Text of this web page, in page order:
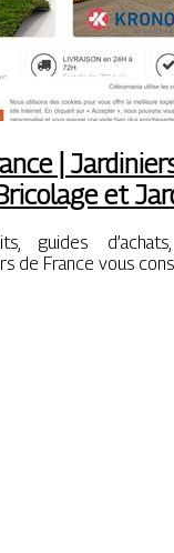
|
et
guides
de France vous